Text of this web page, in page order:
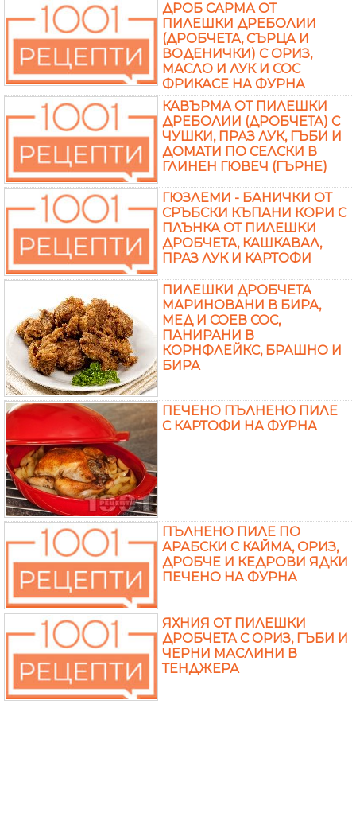
ДРОБ САРМА ОТ
ПИЛЕШКИ ДРЕБОЛИИ
(ДРОБЧЕТА, СЪРЦА И
ВОДЕНИЧКИ) С ОРИЗ,
МАСЛО И ЛУК И СОС
ФРИКАСЕ НА ФУРНА
КАВЪРМА ОТ ПИЛЕШКИ
ДРЕБОЛИИ (ДРОБЧЕТА) С
ЧУШКИ, ПРАЗ ЛУК, ГЪБИ И
ДОМАТИ ПО СЕЛСКИ В
ГЛИНЕН ГЮВЕЧ (ГЪРНЕ)
ГЮЗЛЕМИ - БАНИЧКИ ОТ
СРЪБСКИ КЪПАНИ КОРИ С
ПЛЪНКА ОТ ПИЛЕШКИ
ДРОБЧЕТА, КАШКАВАЛ,
ПРАЗ ЛУК И КАРТОФИ
ПИЛЕШКИ ДРОБЧЕТА
МАРИНОВАНИ В БИРА,
МЕД И СОЕВ СОС,
ПАНИРАНИ В
КОРНФЛЕЙКС, БРАШНО И
БИРА
ПЕЧЕНО ПЪЛНЕНО ПИЛЕ
С КАРТОФИ НА ФУРНА
ПЪЛНЕНО ПИЛЕ ПО
АРАБСКИ С КАЙМА, ОРИЗ,
ДРОБЧЕ И КЕДРОВИ ЯДКИ
ПЕЧЕНО НА ФУРНА
ЯХНИЯ ОТ ПИЛЕШКИ
ДРОБЧЕТА С ОРИЗ, ГЪБИ И
ЧЕРНИ МАСЛИНИ В
ТЕНДЖЕРА